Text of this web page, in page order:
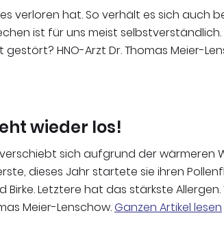
verloren hat. So verhält es sich auch
ist für uns meist
HNO-Arzt Dr. Thomas Meier-
wieder los!
sich aufgrund der wärmeren
dieses Jahr startete sie ihren
Letztere hat das stärkste Allergen.
Meier-Lenschow.Ganzen Artikel lesen